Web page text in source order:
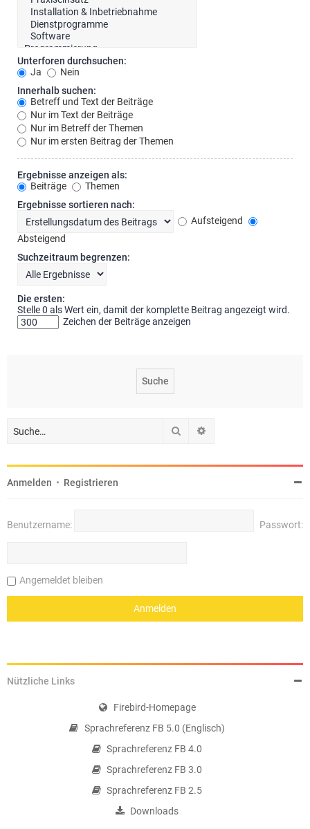
Unterforen durchsuchen:
Ja
Nein
Innerhalb suchen:
Betreff und Text der Beiträge
Nur im Text der Beiträge
Nur im Betreff der Themen
Nur im ersten Beitrag der Themen
Ergebnisse anzeigen als:
Beiträge
Themen
Ergebnisse sortieren nach:
Aufsteigend
Absteigend
Suchzeitraum begrenzen:
Die ersten:
Stelle 0 als Wert ein, damit der komplette Beitrag angezeigt wird.
Zeichen der Beiträge anzeigen
Suche
Anmelden • Registrieren
Benutzername: Passwort:
Angemeldet bleiben
Nützliche Links
Firebird-Homepage
Sprachreferenz FB 5.0 (Englisch)
Sprachreferenz FB 4.0
Sprachreferenz FB 3.0
Sprachreferenz FB 2.5
Downloads